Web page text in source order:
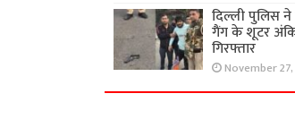
दिल्ली पुलिस
गैंग के शूटर
गिरफ्तार
November